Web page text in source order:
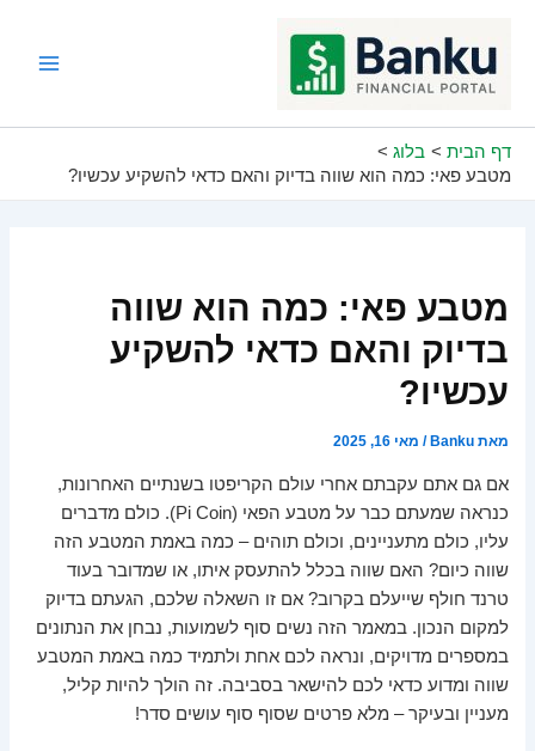
דף הבית
בלוג
מטבע פאי: כמה הוא שווה בדיוק והאם כדאי להשקיע עכשיו?
מטבע פאי: כמה הוא שווה
בדיוק והאם כדאי להשקיע
עכשיו?
מאתBanku
/ מאי 16, 2025
אם גם אתם עקבתם אחרי עולם הקריפטו בשנתיים האחרונות,
כנראה שמעתם כבר על מטבע הפאי (Pi Coin). כולם מדברים
עליו, כולם מתעניינים, וכולם תוהים – כמה באמת המטבע הזה
שווה כיום? האם שווה בכלל להתעסק איתו, או שמדובר בעוד
טרנד חולף שייעלם בקרוב? אם זו השאלה שלכם, הגעתם בדיוק
למקום הנכון. במאמר הזה נשים סוף לשמועות, נבחן את הנתונים
במספרים מדויקים, ונראה לכם אחת ולתמיד כמה באמת המטבע
שווה ומדוע כדאי לכם להישאר בסביבה. זה הולך להיות קליל,
מעניין ובעיקר – מלא פרטים שסוף סוף עושים סדר!